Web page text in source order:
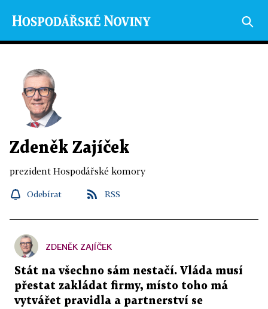
Zdeněk Zajíček
prezident Hospodářské komory
Odebírat RSS
ZDENĚK ZAJÍČEK
Stát na všechno sám nestačí. Vláda musí
přestat zakládat firmy, místo toho má
vytvářet pravidla a partnerství se